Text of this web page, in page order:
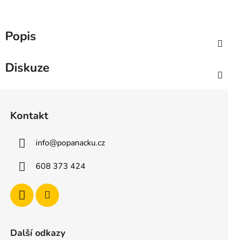
Popis
Diskuze
Kontakt
info@popanacku.cz
608 373 424
Další odkazy